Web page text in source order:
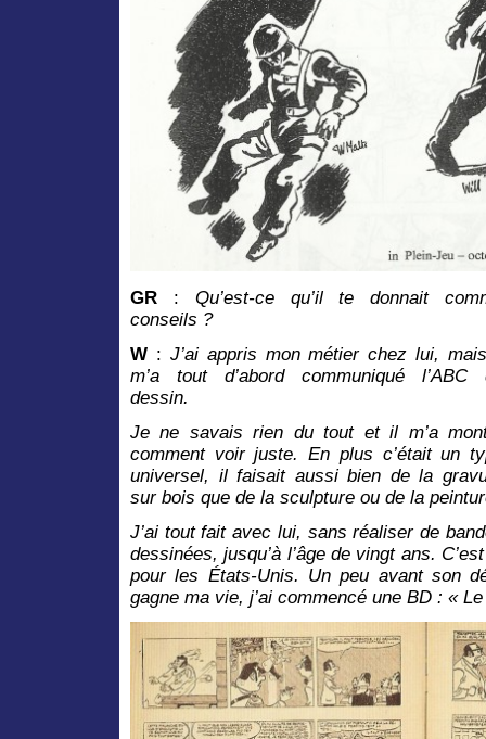
GR : Qu’est-ce qu’il te donnait
conseils ?
W : J’ai appris mon métier chez lui,
m’a tout d’abord communiqué l’ABC
dessin.
Je ne savais rien du tout et il m’a
comment voir juste. En plus c’était un
universel, il faisait aussi bien de la
sur bois que de la sculpture ou de la
J’ai tout fait avec lui, sans réaliser de
dessinées, jusqu’à l’âge de vingt ans.
pour les États-Unis. Un peu avant son
gagne ma vie, j’ai commencé une BD : «